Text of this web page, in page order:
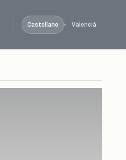
Castellano Valencià